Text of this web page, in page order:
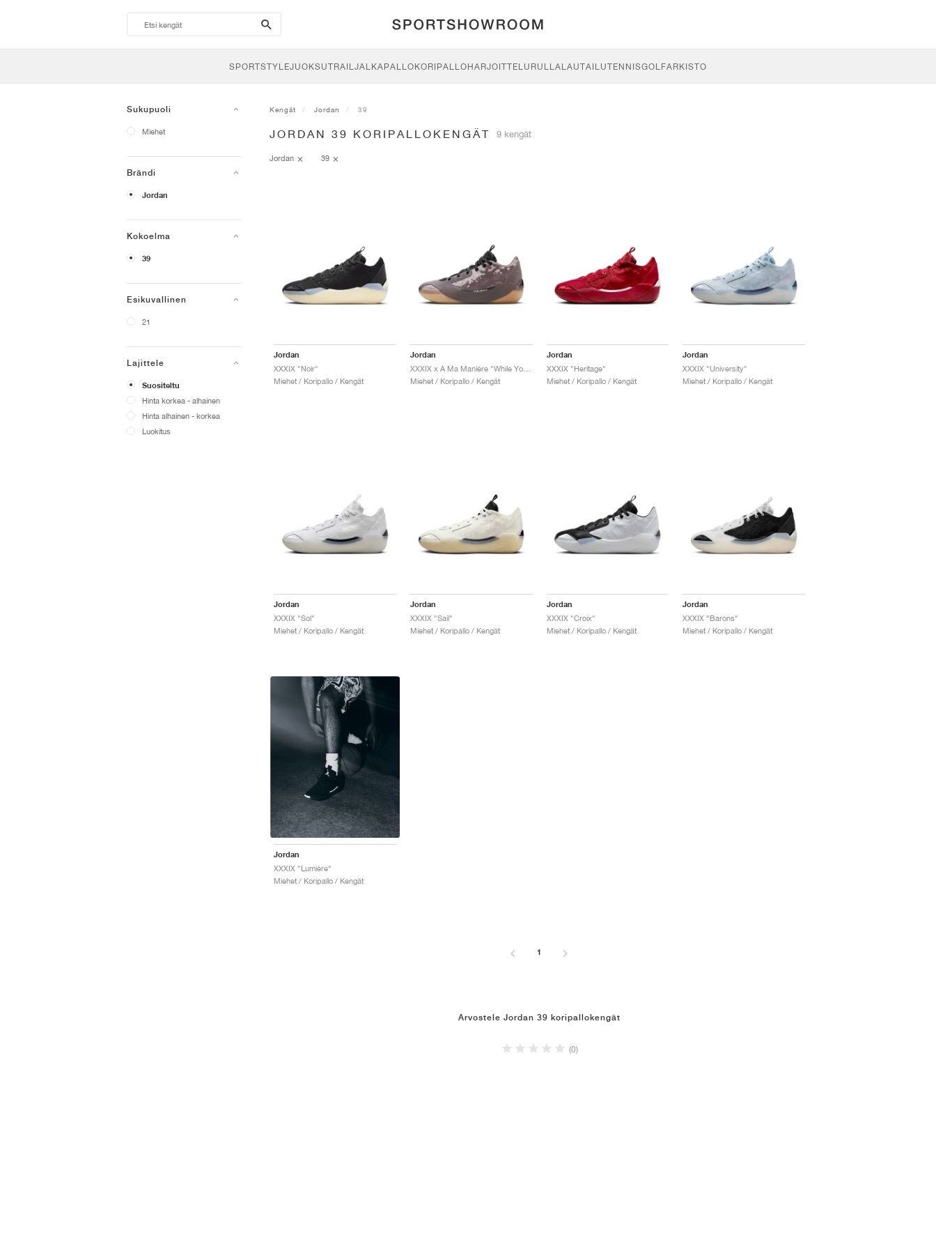
search-
btn
SPORTSTYLEJUOKSUTRAILJALKAPALLOKORIPALLOHARJOITTELU RULLALAUTAILUTENNISGOLFARKISTO
Sukupuoli
Miehet
Brändi
Jordan
Kokoelma
39
Esikuvallinen
21
Lajittele
Suositeltu
Hinta korkea - alhainen
Hinta alhainen - korkea
Luokitus
Kengät Jordan 39
JORDAN 39 KORIPALLOKENGÄT 9 kengät
Jordan 39
Jordan
XXXIX "Noir"
Miehet / Koripallo / Kengät
Jordan
XXXIX x A Ma Maniére "While You Were Sleeping"
Miehet / Koripallo / Kengät
Jordan
XXXIX "Heritage"
Miehet / Koripallo / Kengät
Jordan
XXXIX "University"
Miehet / Koripallo / Kengät
Jordan
XXXIX "Sol"
Miehet / Koripallo / Kengät
Jordan
XXXIX "Sail"
Miehet / Koripallo / Kengät
Jordan
XXXIX "Croix"
Miehet / Koripallo / Kengät
Jordan
XXXIX "Barons"
Miehet / Koripallo / Kengät
Jordan
XXXIX "Lumière"
Miehet / Koripallo / Kengät
1
Arvostele Jordan 39 koripallokengät
(0)